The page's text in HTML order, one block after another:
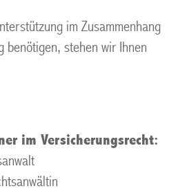
im Zusammenhang
benötigen, stehen wir Ihnen
im Versicherungsrecht: